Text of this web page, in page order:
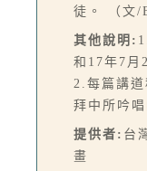
徒。 （文/
其他說明:
和17年7月
2.每篇講
拜中所吟
提供者: 台
畫